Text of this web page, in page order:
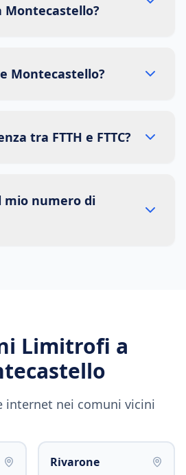
Montecastello?
tra FTTH e FTTC?
mio numero di
Limitrofi a
internet nei comuni vicini
Rivarone